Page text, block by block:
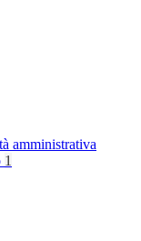
amministrativa
1